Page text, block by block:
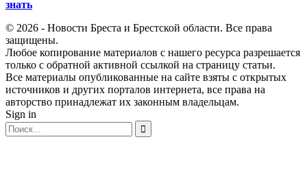
знать
© 2026 - Новости Бреста и Брестской области. Все права
защищены.
Любое копирование материалов с нашего ресурса разрешается
только с обратной активной ссылкой на страницу статьи.
Все материалы опубликованные на сайте взяты с открытых
источников и других порталов интернета, все права на
авторство принадлежат их законным владельцам.
Sign in